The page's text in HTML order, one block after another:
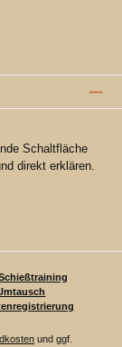
Schaltfläche
direkt erklären.
und ggf.